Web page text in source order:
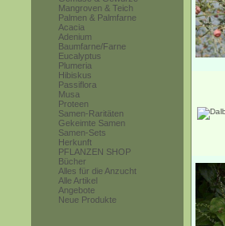
Mangroven & Teich
Palmen & Palmfarne
Acacia
Adenium
Baumfarne/Farne
Eucalyptus
Plumeria
Hibiskus
Passiflora
Musa
Proteen
Samen-Raritäten
Gekeimte Samen
Samen-Sets
Herkunft
PFLANZEN SHOP
Bücher
Alles für die Anzucht
Alle Artikel
Angebote
Neue Produkte